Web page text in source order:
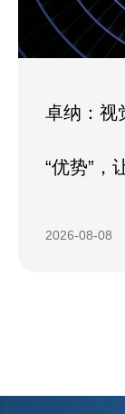
卓纳：视
“优势”，
2026-08-08